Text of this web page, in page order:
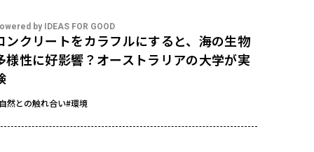
by IDEAS FOR GOOD
ンクリートをカラフルにすると、海の生物
様性に好影響？オーストラリアの大学が実
然との触れ合い#環境